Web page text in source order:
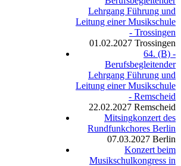
Lehrgang Führung und
Leitung einer Musikschule
- Trossingen
01.02.2027 Trossingen
64. (B) -
Berufsbegleitender
Lehrgang Führung und
Leitung einer Musikschule
- Remscheid
22.02.2027 Remscheid
Mitsingkonzert des
Rundfunkchores Berlin
07.03.2027 Berlin
Konzert beim
Musikschulkongress in